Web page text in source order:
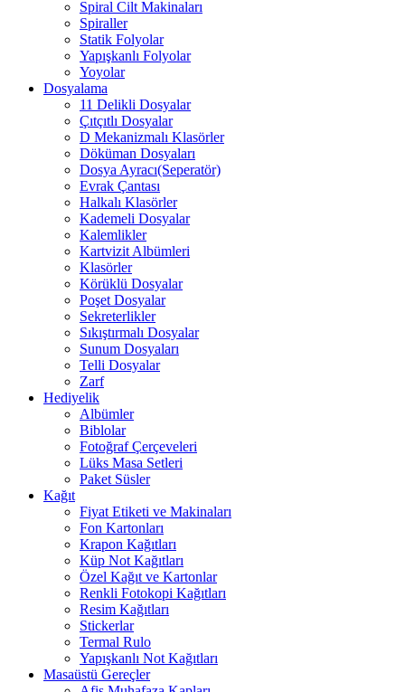
Spiral Cilt Makinaları
Spiraller
Statik Folyolar
Yapışkanlı Folyolar
Yoyolar
Dosyalama
11 Delikli Dosyalar
Çıtçıtlı Dosyalar
D Mekanizmalı Klasörler
Döküman Dosyaları
Dosya Ayracı(Seperatör)
Evrak Çantası
Halkalı Klasörler
Kademeli Dosyalar
Kalemlikler
Kartvizit Albümleri
Klasörler
Körüklü Dosyalar
Poşet Dosyalar
Sekreterlikler
Sıkıştırmalı Dosyalar
Sunum Dosyaları
Telli Dosyalar
Zarf
Hediyelik
Albümler
Biblolar
Fotoğraf Çerçeveleri
Lüks Masa Setleri
Paket Süsler
Kağıt
Fiyat Etiketi ve Makinaları
Fon Kartonları
Krapon Kağıtları
Küp Not Kağıtları
Özel Kağıt ve Kartonlar
Renkli Fotokopi Kağıtları
Resim Kağıtları
Stickerlar
Termal Rulo
Yapışkanlı Not Kağıtları
Masaüstü Gereçler